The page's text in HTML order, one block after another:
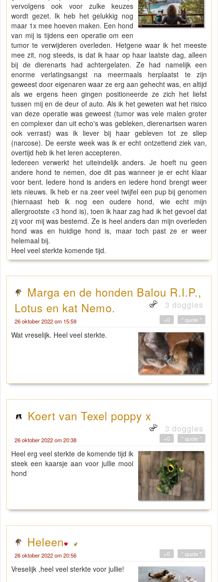
vervolgens ook voor zulke keuzes
wordt gezet. Ik heb het gelukkig nog
maar 1x mee hoeven maken. Een hond
van mij is tijdens een operatie om een
tumor te verwijderen overleden. Hetgene waar ik het meeste
mee zit, nog steeds, is dat ik haar op haar laatste dag, alleen
bij de dierenarts had achtergelaten. Ze had namelijk een
enorme verlatingsangst na meermaals herplaatst te zijn
geweest door eigenaren waar ze erg aan gehecht was, en altijd
als we ergens heen gingen positioneerde ze zich het liefst
tussen mij en de deur of auto. Als ik het geweten wat het risico
van deze operatie was geweest (tumor was vele malen groter
en complexer dan uit echo's was gebleken, dierenartsen waren
ook verrast) was ik liever bij haar gebleven tot ze sliep
(narcose). De eerste week was ik er echt ontzettend ziek van,
overtijd heb ik het leren accepteren.
Iedereen verwerkt het uiteindelijk anders. Je hoeft nu geen
andere hond te nemen, doe dit pas wanneer je er echt klaar
voor bent. Iedere hond is anders en iedere hond brengt weer
iets nieuws. Ik heb er na zeer veel twijfel een pup bij genomen
(hiernaast heb ik nog een oudere hond, wie echt mijn
allergrootste <3 hond is), toen ik haar zag had ik het gevoel dat
zij voor mij was bestemd. Ze is heel anders dan mijn overleden
hond was en huidige hond is, maar toch past ze er weer
helemaal bij.
Heel veel sterkte komende tijd.
Marga en de honden Balou R.I.P.,
Lotus en kat Nemo.
3 doggies
26 oktober 2022 om 15:59 " quote "
+0
Wat vreselijk. Heel veel sterkte.
Koert van Texel poppy x
3 doggies
26 oktober 2022 om 20:38 " quote "
+0
Heel erg veel sterkte de komende tijd ik
steek een kaarsje aan voor jullie mooi
hond
Heleen
26 oktober 2022 om 20:56 " quote "
+0
Vreselijk ,heel veel sterkte voor jullie!